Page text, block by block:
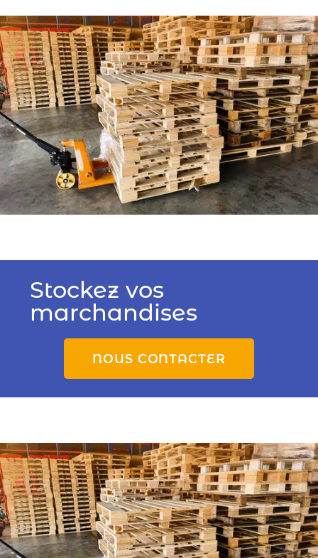
Stockez vos
marchandises
NOUS CONTACTER